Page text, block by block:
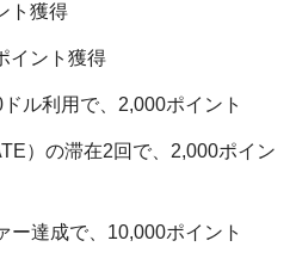
ト獲得
イント獲得
ル利用で、2,000ポイント
）の滞在2回で、2,000ポイン
ー達成で、10,000ポイント